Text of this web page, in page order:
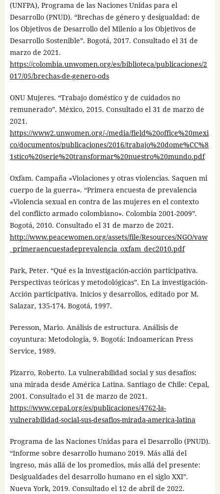
(UNFPA), Programa de las Naciones Unidas para el
Desarrollo (PNUD). “Brechas de género y desigualdad: de
los Objetivos de Desarrollo del Milenio a los Objetivos de
Desarrollo Sostenible”. Bogotá, 2017. Consultado el 31 de
marzo de 2021.
https://colombia.unwomen.org/es/biblioteca/publicaciones/2
017/05/brechas-de-genero-ods
ONU Mujeres. “Trabajo doméstico y de cuidados no
remunerado”. México, 2015. Consultado el 31 de marzo de
2021.
https://www2.unwomen.org/-/media/field%20office%20mexi
co/documentos/publicaciones/2016/trabajo%20dome%CC%8
1stico%20serie%20transformar%20nuestro%20mundo.pdf
Oxfam. Campaña «Violaciones y otras violencias. Saquen mi
cuerpo de la guerra». “Primera encuesta de prevalencia
«Violencia sexual en contra de las mujeres en el contexto
del conflicto armado colombiano». Colombia 2001-2009”.
Bogotá, 2010. Consultado el 31 de marzo de 2021.
http://www.peacewomen.org/assets/file/Resources/NGO/vaw
_primeraencuestadeprevalencia_oxfam_dec2010.pdf
Park, Peter. “Qué es la investigación-acción participativa.
Perspectivas teóricas y metodológicas”. En La investigación-
Acción participativa. Inicios y desarrollos, editado por M.
Salazar, 135-174. Bogotá, 1997.
Peresson, Mario. Análisis de estructura. Análisis de
coyuntura: Metodología, 9. Bogotá: Indoamerican Press
Service, 1989.
Pizarro, Roberto. La vulnerabilidad social y sus desafíos:
una mirada desde América Latina. Santiago de Chile: Cepal,
2001. Consultado el 31 de marzo de 2021.
https://www.cepal.org/es/publicaciones/4762-la-
vulnerabilidad-social-sus-desafios-mirada-america-latina
Programa de las Naciones Unidas para el Desarrollo (PNUD).
“Informe sobre desarrollo humano 2019. Más allá del
ingreso, más allá de los promedios, más allá del presente:
Desigualdades del desarrollo humano en el siglo XXI”.
Nueva York, 2019. Consultado el 12 de abril de 2022.